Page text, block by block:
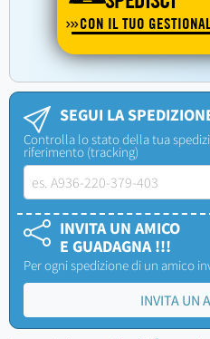
CON IL TUO
SEGUI LA
Controlla lo stato della tua
riferimento (tracking)
INVITA UN AMICO
E GUADAGNA !!!
Per ogni spedizione di un amico
INVITA UN